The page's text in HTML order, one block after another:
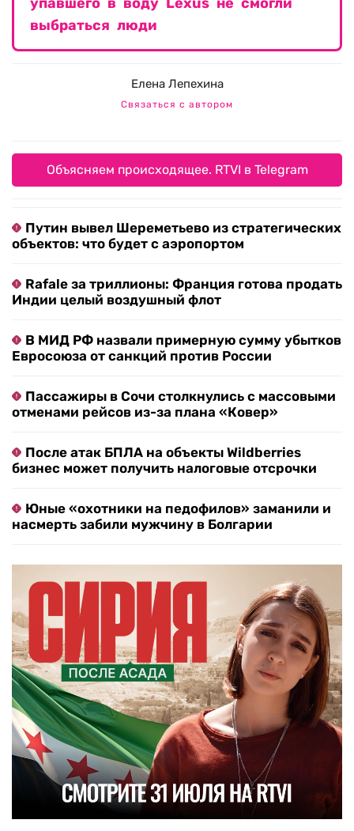
выбраться люди
Елена Лепехина
Связаться с автором
Объясняем происходящее. RTVI в Telegram
Путин вывел Шереметьево из стратегических
объектов: что будет с аэропортом
Rafale за триллионы: Франция готова продать
Индии целый воздушный флот
В МИД РФ назвали примерную сумму убытков
Евросоюза от санкций против России
Пассажиры в Сочи столкнулись с массовыми
отменами рейсов из-за плана «Ковер»
После атак БПЛА на объекты Wildberries
бизнес может получить налоговые отсрочки
Юные «охотники на педофилов» заманили и
насмерть забили мужчину в Болгарии